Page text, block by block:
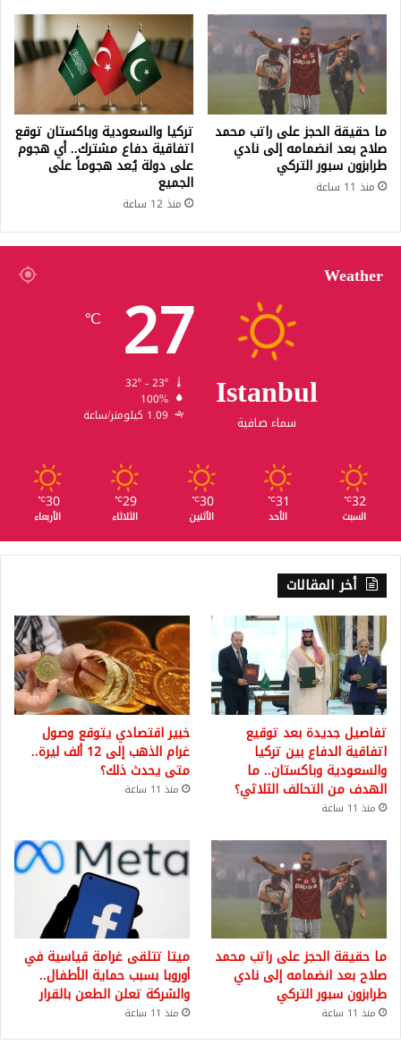
ما حقيقة الحجز على راتب محمد
صلاح بعد انضمامه إلى نادي
طرابزون سبور التركي
منذ 11 ساعة
تركيا والسعودية وباكستان توقع
اتفاقية دفاع مشترك.. أي هجوم
على دولة يُعد هجوماً على
الجميع
منذ 12 ساعة
Weather
Istanbul
سماء صافية
27
℃
100%
1.09 كيلومتر/ساعة
32
℃
السبت
31
℃
الأحد
30
℃
الأثنين
29
℃
الثلاثاء
30
℃
الأربعاء
أخر المقالات
تفاصيل جديدة بعد توقيع
اتفاقية الدفاع بين تركيا
والسعودية وباكستان.. ما
الهدف من التحالف الثلاثي؟
منذ 11 ساعة
خبير اقتصادي يتوقع وصول
غرام الذهب إلى 12 ألف ليرة..
متى يحدث ذلك؟
منذ 11 ساعة
ما حقيقة الحجز على راتب محمد
صلاح بعد انضمامه إلى نادي
طرابزون سبور التركي
منذ 11 ساعة
ميتا تتلقى غرامة قياسية في
أوروبا بسبب حماية الأطفال..
والشركة تعلن الطعن بالقرار
منذ 11 ساعة